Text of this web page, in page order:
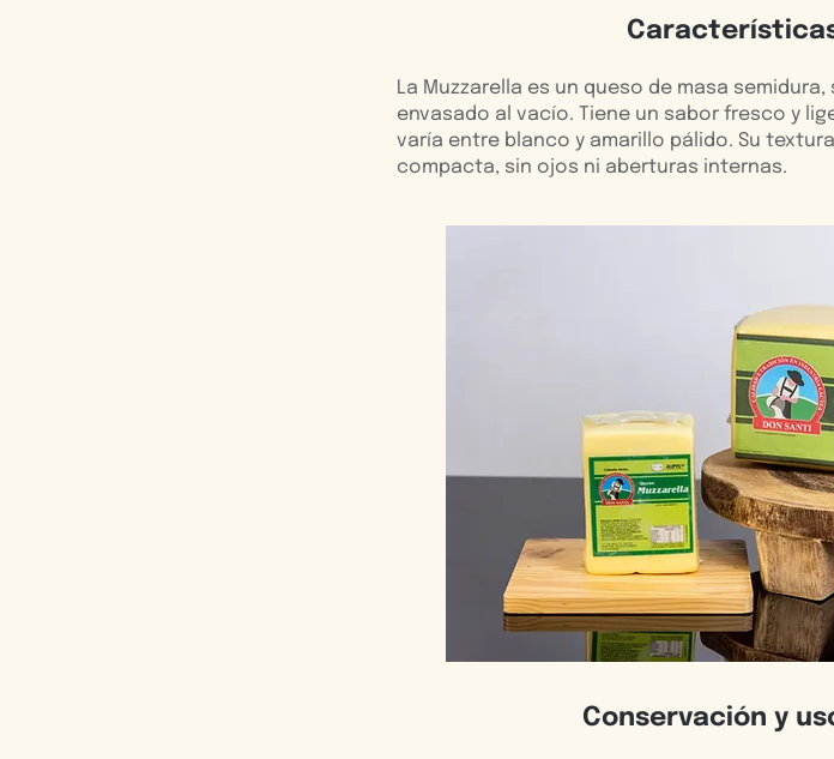
La Muzzarella es un queso de masa
envasado al vacío. Tiene un sabor fresco y
varía entre blanco y amarillo pálido. Su
compacta, sin ojos ni aberturas internas.
Conservación y